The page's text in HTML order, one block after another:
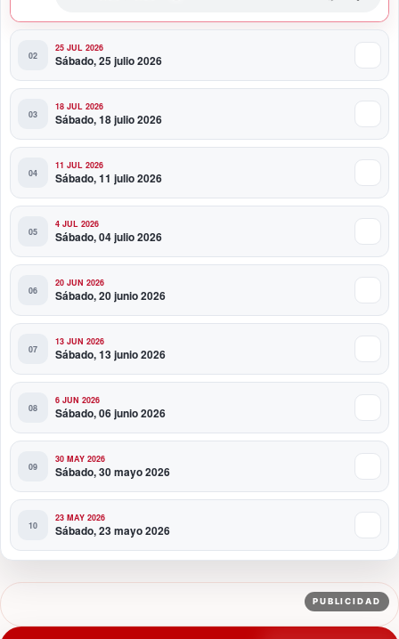
25 JUL 2026
Sábado, 25 julio 2026
18 JUL 2026
Sábado, 18 julio 2026
11 JUL 2026
Sábado, 11 julio 2026
4 JUL 2026
Sábado, 04 julio 2026
20 JUN 2026
Sábado, 20 junio 2026
13 JUN 2026
Sábado, 13 junio 2026
6 JUN 2026
Sábado, 06 junio 2026
30 MAY 2026
Sábado, 30 mayo 2026
23 MAY 2026
Sábado, 23 mayo 2026
PUBLICIDAD